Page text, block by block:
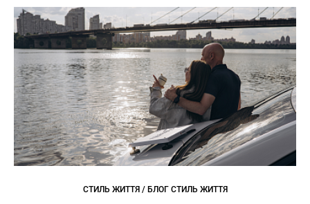
СТИЛЬ ЖИТТЯ / БЛОГ СТИЛЬ ЖИТТЯ